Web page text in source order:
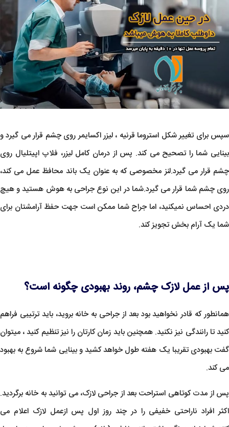
سپس برای تغییر شکل استروما قرنیه ، لیزر اکسایمر روی چشم قرار می گیرد و
بینایی شما را تصحیح می کند. پس از درمان کامل لیزر، فلاپ اپیتلیال روی
چشم قرار می گیرد.لنز مخصوصی که به عنوان یک باند محافظ عمل می کند،
روی چشم شما قرار می گیرد.شما در این نوع جراحی به هوش هستید و هیچ
دردی احساس نمیکنید، اما جراح شما ممکن است جهت حفظ آرامشتان برای
شما یک آرام بخش تجویز کند.
پس از عمل لازک چشم، روند بهبودی چگونه است؟
همانطور که قادر نخواهید بود بعد از جراحی به خانه بروید، باید ترتیبی فراهم
کنید تا رانندگی نیز نکنید. همچنین باید زمان کارتان را نیز تنظیم کنید ، میتوان
گفت بهبودی تقریبا یک هفته طول خواهد کشید و بینایی شما شروع به بهبود
می کند.
پس از مدت کوتاهی استراحت بعد از جراحی لازک، می توانید به خانه برگردید.
اکثر افراد ناراحتی خفیفی را در چند روز اول پس ازعمل لازک اعلام می